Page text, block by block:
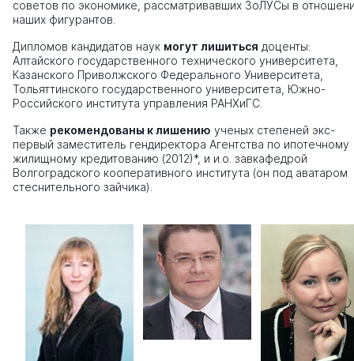
советов по экономике, рассматривавших ЗоЛУСы в
наших фигурантов.
Дипломов кандидатов наук могут лишиться доценты:
Алтайского государственного технического университета,
Казанского Приволжского Федерального Университета,
Тольяттинского государственного университета, Южно-
Российского института управления РАНХиГС.
Также рекомендованы к лишению ученых степеней экс-
первый заместитель гендиректора Агентства по ипотечному
жилищному кредитованию (2012)*, и и.о. завкафедрой
Волгоградского кооперативного института (он под аватаром
стеснительного зайчика).